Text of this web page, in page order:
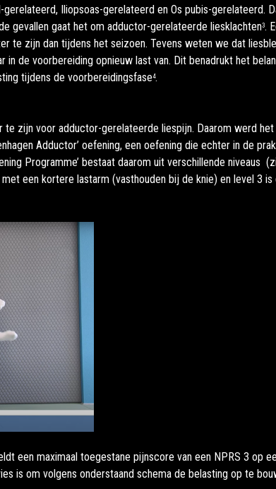
Iliopsoas-gerelateerd en Os pubis-gerelateerd.
gevallen gaat het om adductor-gerelateerde liesklachten3.
te zijn dan tijdens het seizoen. Tevens weten we dat
de voorbereiding opnieuw last van. Dit benadrukt het
tijdens de voorbereidingsfase4.
zijn voor adductor-gerelateerde liespijn. Daarom werd het
Adductor’ oefening, een oefening die echter in de
Programme’ bestaat daarom uit verschillende niveaus
een kortere lastarm (vasthouden bij de knie) en level 3
een maximaal toegestane pijnscore van een NPRS 3 op
is om volgens onderstaand schema de belasting op te